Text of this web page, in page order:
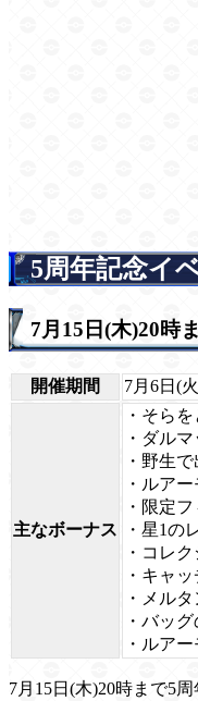
5周年記念イ
7月15日(木)20時
開催期間 7月6日(
主なボーナス
・そら
・ダル
・野生
・ルア
・限定
・星1の
・コレ
・キャ
・メル
・バッ
・ルア
7月15日(木)20時まで5